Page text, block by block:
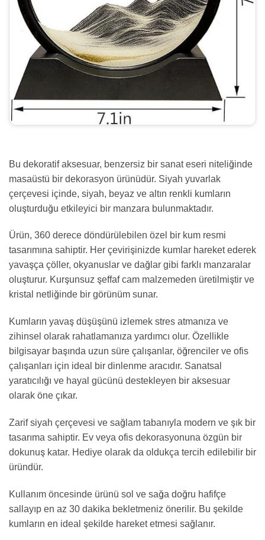
Bu dekoratif aksesuar, benzersiz bir sanat eseri niteliğinde
masaüstü bir dekorasyon ürünüdür. Siyah yuvarlak
çerçevesi içinde, siyah, beyaz ve altın renkli kumların
oluşturduğu etkileyici bir manzara bulunmaktadır.
Ürün, 360 derece döndürülebilen özel bir kum resmi
tasarımına sahiptir. Her çevirişinizde kumlar hareket ederek
yavaşça çöller, okyanuslar ve dağlar gibi farklı manzaralar
oluşturur. Kurşunsuz şeffaf cam malzemeden üretilmiştir ve
kristal netliğinde bir görünüm sunar.
Kumların yavaş düşüşünü izlemek stres atmanıza ve
zihinsel olarak rahatlamanıza yardımcı olur. Özellikle
bilgisayar başında uzun süre çalışanlar, öğrenciler ve ofis
çalışanları için ideal bir dinlenme aracıdır. Sanatsal
yaratıcılığı ve hayal gücünü destekleyen bir aksesuar
olarak öne çıkar.
Zarif siyah çerçevesi ve sağlam tabanıyla modern ve şık bir
tasarıma sahiptir. Ev veya ofis dekorasyonuna özgün bir
dokunuş katar. Hediye olarak da oldukça tercih edilebilir bir
üründür.
Kullanım öncesinde ürünü sol ve sağa doğru hafifçe
sallayıp en az 30 dakika bekletmeniz önerilir. Bu şekilde
kumların en ideal şekilde hareket etmesi sağlanır.